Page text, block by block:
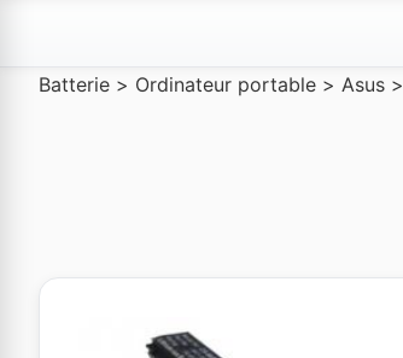
Batterie > Ordinateur portable > Asus >